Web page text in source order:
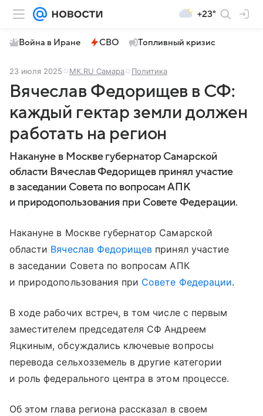
+23°
Война в Иране СВО Топливный кризис
23 июля 2025 МК.RU Самара Политика
Вячеслав Федорищев в СФ:
каждый гектар земли должен
работать на регион
Накануне в Москве губернатор Самарской
области Вячеслав Федорищев принял участие
в заседании Совета по вопросам АПК
и природопользования при Совете Федерации.
Накануне в Москве губернатор Самарской
области Вячеслав Федорищев принял участие
в заседании Совета по вопросам АПК
и природопользования при Совете Федерации.
В ходе рабочих встреч, в том числе с первым
заместителем председателя СФ Андреем
Яцкиным, обсуждались ключевые вопросы
перевода сельхозземель в другие категории
и роль федерального центра в этом процессе.
Об этом глава региона рассказал в своем